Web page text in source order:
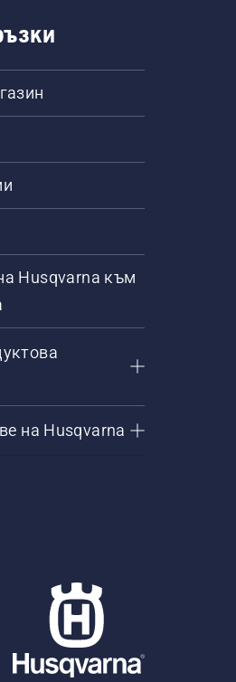
Husqvarna към
на Husqvarna